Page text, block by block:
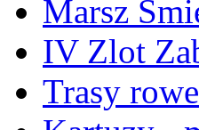
Marsz
IV Zlot
Trasy